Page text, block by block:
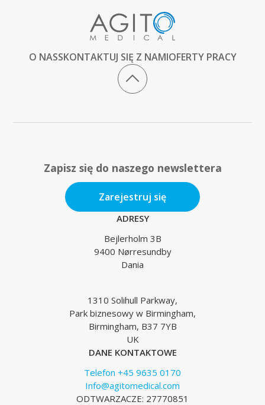
O NASSKONTAKTUJ SIĘ Z NAMIOFERTY PRACY
Zapisz się do naszego newslettera
Zarejestruj się
ADRESY
Bejlerholm 3B
9400 Nørresundby
Dania
1310 Solihull Parkway,
Park biznesowy w Birmingham,
Birmingham, B37 7YB
UK
DANE KONTAKTOWE
Telefon +45 9635 0170
Info@agitomedical.com
ODTWARZACZE: 27770851